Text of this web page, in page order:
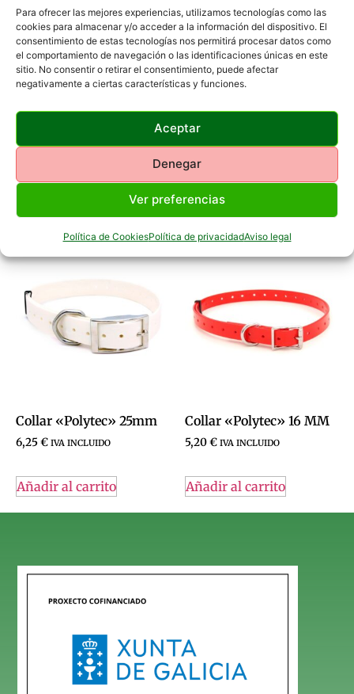
Para ofrecer las mejores experiencias, utilizamos tecnologías como las
cookies para almacenar y/o acceder a la información del dispositivo. El
consentimiento de estas tecnologías nos permitirá procesar datos como
el comportamiento de navegación o las identificaciones únicas en este
sitio. No consentir o retirar el consentimiento, puede afectar
negativamente a ciertas características y funciones.
Aceptar
Denegar
Ver preferencias
Política de CookiesPolítica de privacidadAviso legal
Productos Relacionados
Collar «Polytec» 25mm
6,25€ IVA INCLUIDO
Añadir al carrito
Collar «Polytec» 16 MM
5,20€ IVA INCLUIDO
Añadir al carrito
Sistema de poliuretano de máxima calidad para llevar a
tres perros. Irrompible.
Longitud: 20cm
La correa se sujeta a la anilla central.
Poliuretano de máxima calidad.
Fácil de limpiar.